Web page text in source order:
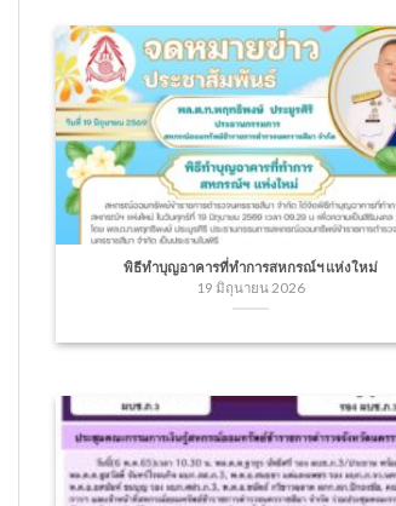
พิธีทำบุญอาคารที่ทำการสหกรณ์ฯ แห่งใหม่
19 มิถุนายน 2026